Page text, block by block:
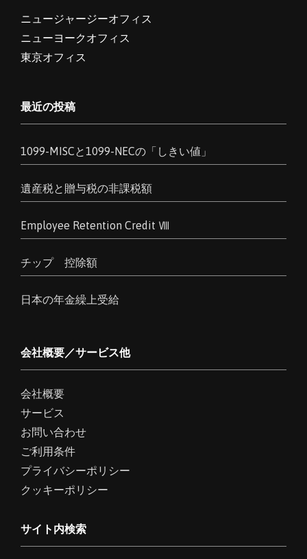
ニュージャージーオフィス
ニューヨークオフィス
東京オフィス
最近の投稿
1099-MISCと1099-NECの「しきい値」
遺産税と贈与税の非課税額
Employee Retention Credit Ⅷ
チップ 控除額
日本の年金繰上受給
会社概要／サービス他
会社概要
サービス
お問い合わせ
ご利用条件
プライバシーポリシー
クッキーポリシー
サイト内検索